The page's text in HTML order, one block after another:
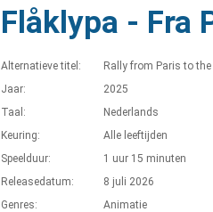
Flåklypa - Fra
Alternatieve titel:
Rally from Paris to
Jaar:
2025
Taal:
Nederlands
Keuring:
Alle leeftijden
Speelduur:
1 uur 15 minuten
Releasedatum:
8 juli 2026
Genres:
Animatie